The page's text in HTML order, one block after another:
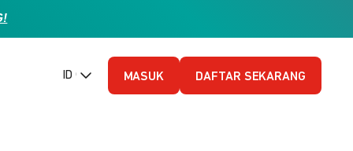
ID (Bahasa Indonesia)
MASUK DAFTAR SEKARANG